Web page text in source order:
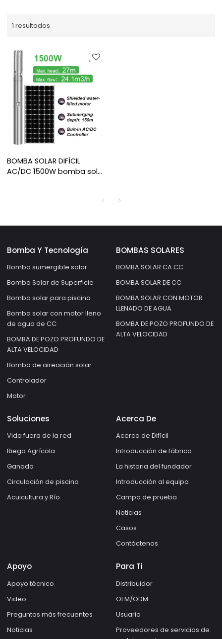
1 resultados
BOMBA SOLAR DIFÍCIL
AC/DC 1500W bomba solar
Bomba Y Tecnología
Bomba sumergible solar
Bomba Solar de Superficie
Bomba solar para piscina
Bomba solar con motor lleno
de agua de CC
BOMBA DE POZO PROFUNDO DE
ALTA VELOCIDAD
Bomba de aireación solar
Controlador
Motor
BOMBAS SOLARES
BOMBA SOLAR CA CC
BOMBA SOLAR DE CC
BOMBA SOLAR CON MOTOR
LLENADO DE AGUA
BOMBA DE POZO PROFUNDO DE
ALTA VELOCIDAD
Soluciones
Vida fuera de la red
Riego Agrícola
Ganado
Circulación de piscina
Acuicultura y Río
Acerca De
Acerca de Difícil
Introducción de fábrica
La historia del fundador
Introducción al equipo
Campo de prueba
Noticias
Casos
Contáctenos
Apoyo
Apoyo técnico
Video
Preguntas más frecuentes
Noticias
Para Ti
Distribuidor
OEM/ODM
Usuario
Proveedores de servicios de